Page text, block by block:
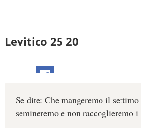
Levitico 25 20
Se dite: Che mangeremo il settimo
semineremo e non raccoglieremo